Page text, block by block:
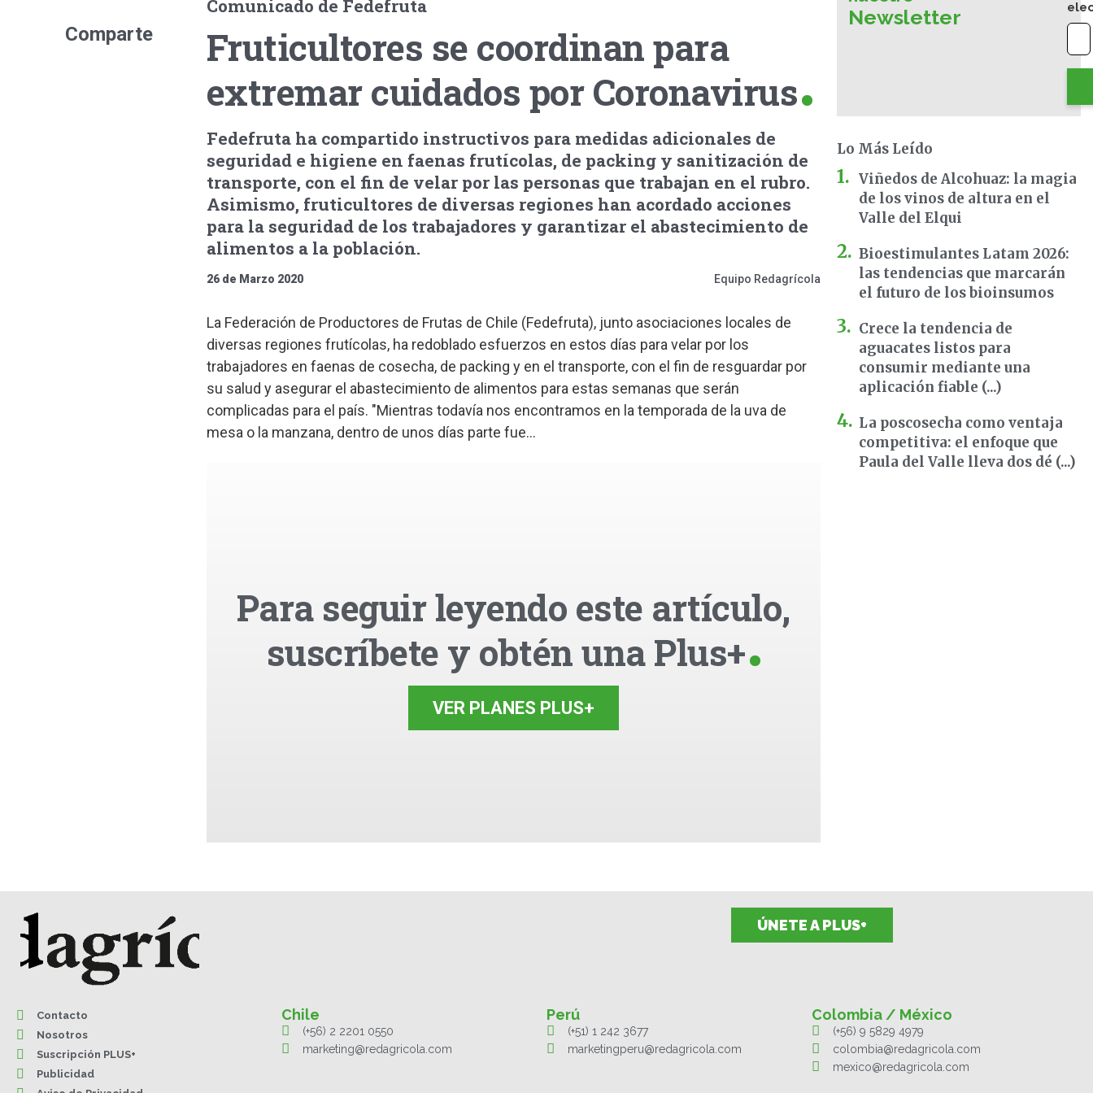
Comparte
Comunicado de Fedefruta
Fruticultores se coordinan para
extremar cuidados por Coronavirus
Fedefruta ha compartido instructivos para medidas adicionales de
seguridad e higiene en faenas frutícolas, de packing y sanitización de
transporte, con el fin de velar por las personas que trabajan en el rubro.
Asimismo, fruticultores de diversas regiones han acordado acciones
para la seguridad de los trabajadores y garantizar el abastecimiento de
alimentos a la población.
26 de Marzo 2020 Equipo Redagrícola
La Federación de Productores de Frutas de Chile (Fedefruta), junto asociaciones locales de
diversas regiones frutícolas, ha redoblado esfuerzos en estos días para velar por los
trabajadores en faenas de cosecha, de packing y en el transporte, con el fin de resguardar por
su salud y asegurar el abastecimiento de alimentos para estas semanas que serán
complicadas para el país. "Mientras todavía nos encontramos en la temporada de la uva de
mesa o la manzana, dentro de unos días parte fue...
Para seguir leyendo este artículo,
suscríbete y obtén una Plus+
VER PLANES PLUS+
Newsletter
Lo Más Leído
Viñedos de Alcohuaz: la magia
de los vinos de altura en el
Valle del Elqui
Bioestimulantes Latam 2026:
las tendencias que marcarán
el futuro de los bioinsumos
Crece la tendencia de
aguacates listos para
consumir mediante una
aplicación fiable (...)
La poscosecha como ventaja
competitiva: el enfoque que
Paula del Valle lleva dos dé (...)
ÚNETE A PLUS+
Contacto
Nosotros
Suscripción PLUS+
Publicidad
Chile
(+56) 2 2201 0550
marketing@redagricola.com
Perú
(+51) 1 242 3677
marketingperu@redagricola.com
Colombia / México
(+56) 9 5829 4979
colombia@redagricola.com
mexico@redagricola.com